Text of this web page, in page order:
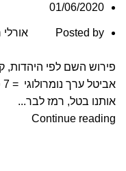
01/06/2020
Posted by אורלי
פירוש השם לפי היהדות,
אותנו בטל, רמז לבר...
Continue reading